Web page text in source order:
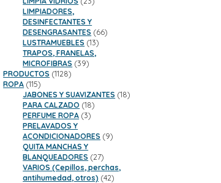
LIMPIADORES,
DESINFECTANTES Y
DESENGRASANTES 6666
LUSTRAMUEBLES 1313
TRAPOS, FRANELAS,
MICROFIBRAS 3939
PRODUCTOS 11281128
ROPA 115115
productos
JABONES Y SUAVIZANTES 1818
PARA CALZADO 1818
PERFUME ROPA 33
PRELAVADOS Y
ACONDICIONADORES 99
QUITA MANCHAS Y
BLANQUEADORES 2727
productos
VARIOS (Cepillos, perchas,
antihumedad, otros) 4242